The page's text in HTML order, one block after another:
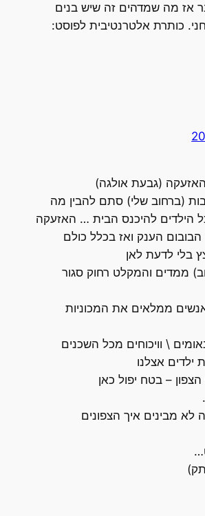
אז מה שמדהים זה שיש בנים
כותרת אלטרנטיבית לפוסט:
(גבעת אולגה)
(ברחוב שלי) סתם להבין מה
הילדים להיכנס הבית … האזעקה
הענק ואז בכלל כולם
בלי לדעת לאן
ממדים והמקלט רחוק סגור
ממלאים את המכוניות
\ וויכוחים מכל השכנים
ילדים אצלנו
– בטח יפול כאן
לא מבינים איך הצפונים